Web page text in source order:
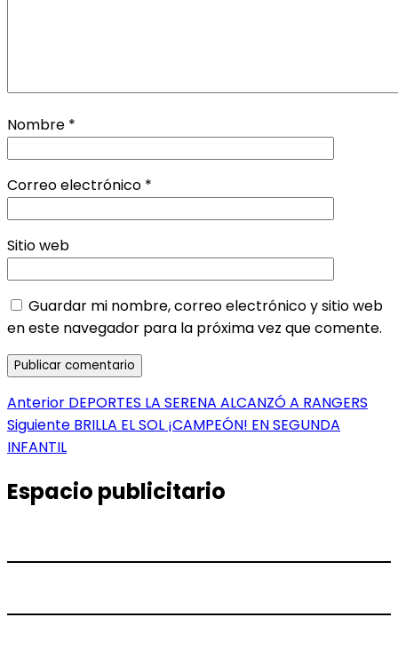
Nombre *
Correo electrónico *
Sitio web
Guardar mi nombre, correo electrónico y sitio web
en este navegador para la próxima vez que comente.
Navegación
de
Anterior Entrada
anterior:
DEPORTES LA SERENA ALCANZÓ A RANGERS
Siguiente Entrada
BRILLA EL SOL ¡CAMPEÓN! EN SEGUNDA
INFANTIL
Espacio publicitario